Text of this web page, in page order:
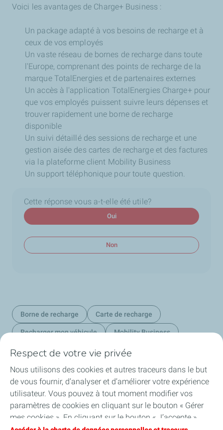
Voici les avantages de Charge+ Business :
Un package adapté à vos besoins de recharge et à
ceux de vos employés
Un vaste réseau de bornes de recharge dans toute
l'Europe, comprenant des points de recharge de la
marque TotalEnergies et de partenaires externes
Un accès à l'application TotalEnergies Charge+ pour
que vos employés puissent suivre leurs dépenses et
trouver rapidement une borne de recharge
disponible
Un suivi détaillé des sessions de recharge et une
gestion aisée des cartes de recharge et des factures
via la plateforme client Mobility Business
Un support téléphonique pour toute question.
Cette réponse vous a-t-elle été utile?
Oui
Non
Borne de recharge Carte de recharge
Recharger mon véhicule Mobility Business
Nos secteurs au Luxembourg
Nos produits
Liens utiles
Respect de votre vie privée
Nous utilisons des cookies et autres traceurs dans le but
de vous fournir, d’analyser et d’améliorer votre expérience
utilisateur. Vous pouvez à tout moment modifier vos
paramètres de cookies en cliquant sur le bouton « Gérer
mes cookies ». En cliquant sur le bouton « J’accepte »,